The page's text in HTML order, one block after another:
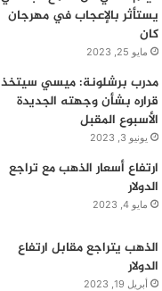
يستأثر بالإعجاب في مهرجان
كان
مايو 25, 2023
مدرب برشلونة: ميسي سيتخذ
قراره بشأن وجهته الجديدة
الأسبوع المقبل
يونيو 3, 2023
ارتفاع أسعار الذهب مع تراجع
الدولار
مايو 4, 2023
الذهب يتراجع مقابل ارتفاع
الدولار
أبريل 19, 2023